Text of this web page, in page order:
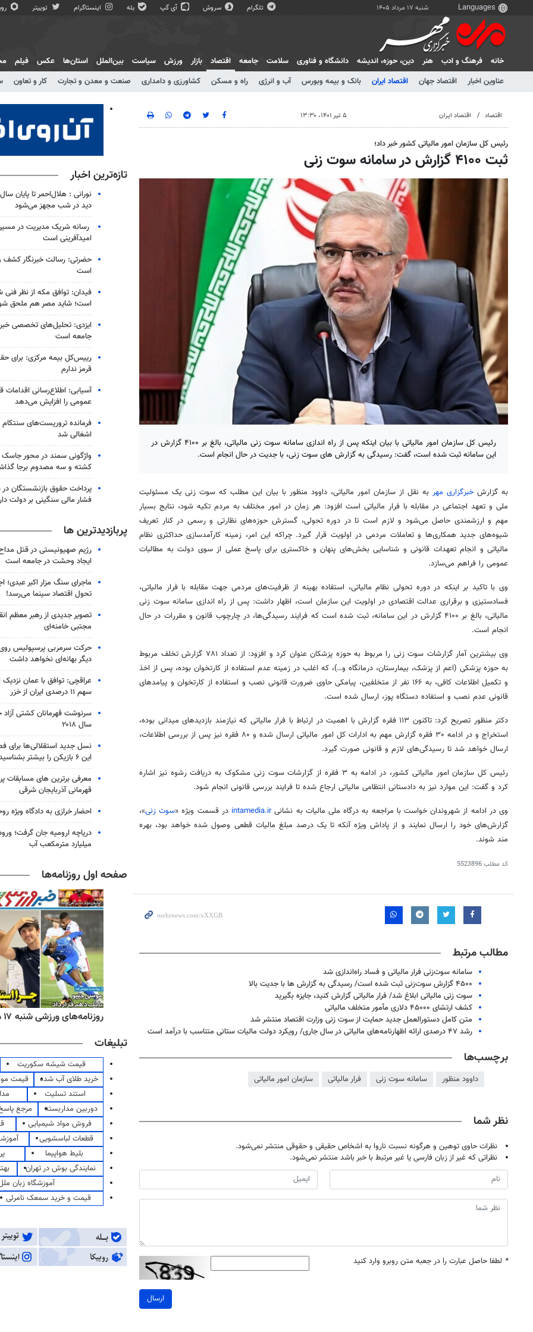
شنبه ۱۷ مرداد ۱۴۰۵ تلگرام سروش آی گپ بله اینستاگرام توییتر
خانه فرهنگ و ادب هنر دين، حوزه، انديشه دانشگاه و فناوری سلامت جامعه
اقتصاد
عناوین اخبار
اقتصاد جهان اقتصاد ایران بانک و بیمه وبورس آب و انرژی راه و مسکن کشاورزی و دامداری صنعت و معدن و تجارت کار و تعاون
بازار ورزش سیاست بین‌الملل استان‌ها عکس فیلم
اقتصاد اقتصاد ایران ۵ تیر ۱۴۰۱، ۱۳:۳۰
رئیس کل سازمان امور مالیاتی کشور خبر داد؛
ثبت ۴۱۰۰ گزارش در سامانه سوت زنی
رئیس کل سازمان امور مالیاتی با بیان اینکه پس از راه اندازی سامانه سوت زنی مالیاتی، بالغ بر ۴۱۰۰ گزارش در
این سامانه ثبت شده است، گفت: رسیدگی به گزارش های سوت زنی، با جدیت در حال انجام است.
به گزارش خبرگزاری مهر به نقل از سازمان امور مالیاتی، داوود منظور با بیان این مطلب که سوت زنی یک مسئولیت
ملی و تعهد اجتماعی در مقابلهبا فرار مالیاتی است افزود: هر زمان در امور مختلف به مردم تکیه شود، نتایج بسیار
مهم و ارزشمندی حاصل می‌شود و لازم است تا در دوره تحولی، گسترش حوزه‌های نظارتی و رسمی در کنار تعریف
شیوه‌های جدید همکاری‌ها و تعاملات مردمی در اولویت قرار گیرد. چراکه این امر، زمینه کارآمدسازیحداکثری نظام
مالیاتی و انجام تعهدات قانونی و شناسایی بخش‌های پنهان و خاکستری برای پاسخ عملی از سوی دولت به مطالبات
عمومی را فراهم می‌سازد.
وی با تاکید بر اینکه در دوره تحولی نظام مالیاتی، استفاده بهینه از ظرفیت‌های مردمی جهت مقابله با فرار مالیاتی،
فسادستیزی و برقراری عدالت اقتصادی در اولویت این سازمان است، اظهار داشت: پس از راه اندازی سامانه سوت زنی
مالیاتی، بالغ بر ۴۱۰۰ گزارش در این سامانه، ثبت شده است که فرایند رسیدگی‌ها، در چارچوب قانون و مقررات در حال
انجام است.
وی بیشترین آمار گزارشات سوت
زنی را مربوط به حوزه پزشکان عنوان کرد و افزود: از تعداد ۷۸۱ گزارش تخلف مربوط
به حوزه پزشکی (اعم از پزشک، بیمارستان، درمانگاه و…)، که اغلب در زمینه عدم استفاده از کارتخوان بوده، پس از اخذ
و تکمیل اطلاعات کافی، به ۱۶۶ نفر از متخلفین، پیامکی حاوی ضرورت قانونی نصب و استفاده از
کارتخوانو پیامدهای
قانونی عدم نصب و استفاده دستگاه پوز، ارسال شده است.
دکتر منظور تصریح کرد: تاکنون ۱۱۳ فقره گزارش با اهمیت
در ارتباط با فرار مالیاتی که نیازمند بازدیدهای میدانی بوده،
استخراج و در ادامه ۳۰ فقره گزارش
مهم
به ادارات کل امور مالیاتی ارسال شده و ۸۰ فقره نیز پس از بررسی اطلاعات،
ارسال خواهد شد تا رسیدگی‌های لازم و قانونی صورت گیرد.
رئیس کل سازمان امور مالیاتی کشور، در ادامه به ۳ فقره از گزارشات
سوت زنی مشکوک به دریافت رشوه نیز اشاره
کرد و گفت: این موارد نیز به دادستانی انتظامی مالیاتی ارجاع شده تا فرایند بررسی قانونی انجام شود.
وی در ادامه از شهروندان خواست با مراجعه به درگاه ملی مالیات به نشانیintamedia.ir در قسمت ویژه «سوت زنی»،
گزارش‌های خود را ارسال نمایند و از پاداش ویژه آنکه تا یک درصد مبلغ مالیات قطعی وصول شده خواهد بود، بهره
مند شوند.
کد مطلب5523896
مطالب مرتبط
سامانه سوت‌زنی فرار مالیاتی و فساد راه‌اندازی شد
۴۵۰۰ گزارش سوت‌زنی ثبت شده است/ رسیدگی به گزارش ها با جدیت بالا
سوت زنی مالیاتی ابلاغ شد/ ‌فرار‬ مالیاتی گزارش کنید، جایزه بگیرید
کشف ارتشای ۴۵۰۰۰ دلاری مأمور متخلف مالیاتی
متن کامل دستورالعمل جدید حمایت از سوت زنی وزارت اقتصاد منتشر شد
رشد ۴۷ درصدی ارائه اظهارنامه‌های مالیاتی در سال جاری/ رویکرد دولت مالیات ستانی متناسب با درآمد است
برچسب‌ها
داوود منظور سامانه سوت زنی فرار مالیاتی سازمان امور مالیاتی
نظر شما
نظرات حاوی توهین و هرگونه نسبت ناروا به اشخاص حقیقی و حقوقی منتشر نمی‌شود.
نظراتی که غیر از زبان فارسی یا غیر مرتبط با خبر باشد منتشر نمی‌شود.
* لطفا حاصل عبارت را در جعبه متن روبرو وارد کنید
ارسال
تازه‌ترین اخبار
نورانی : هلال‌احمر تا پایان
دید در شب مجهز می‌شود
رسانه شریک مدیریت در
امیدآفرینی است
حضرتی: رسالت خبرنگار
است
است؛ شاید مصر هم ملحق
ایزدی: تحلیل‌های تخصصی
جامعه است
رییس‌کل بیمه مرکزی: برای
قرمز ندارم
آسیابی: اطلاع‌رسانی اقدامات
عمومی را افزایش می‌دهد
فرمانده تروریست‌های سنتکام
اشغالی شد
واژگونی سمند در محور جاسک
کشته و سه مصدوم برجا
پرداخت حقوق بازنشستگان
فشار مالی سنگینی بر دولت
پربازدیدترین ها
رژیم صهیونیستی در قتل
ایجاد وحشت در جامعه است
ماجرای سنگ مزار اکبر عبدی؛
تحول اقتصاد سینما می‌رسد!
تصویر جدیدی از رهبر معظم
مجتبی خامنه‌ای
حرکت سرمربی پرسپولیس روی
دیگر بهانه‌ای نخواهد داشت
عراقچی: توافق با عمان
سهم ۱۱ درصدی ایران از خزر
سرنوشت قهرمانان کشتی آزاد
سال ۲۰۱۸
نسل جدید استقلالی‌ها برای
این ۶ بازیکن را بیشتر بشناسید
معرفی برترین های مسابقات
قهرمانی آذربایجان شرقی
احضار خرازی به دادگاه ویژه
میلیارد مترمکعب آب
صفحه اول روزنامه‌ها
روزنامه‌های اقتصادی شنبه ۱۷ مرداد ۱۴۰۵ روزنامه‌های ورزشی شنبه ۱۷ مرداد ۱۴۰۵ روزنامه‌های صبح شنبه ۱۷ مرداد ۱۴۰۵
تبلیغات
قیمت شیشه سکوریت
خرید طلای آب شده
قیمت
استند تسلیت
دوربین مداربسته
مرجع
فروش مواد شیمیایی
قطعات لباسشویی
بلیط هواپیما
نمایندگی بوش در تهران
آموزشگاه زبان
قیمت و خرید سمعک نامرئی